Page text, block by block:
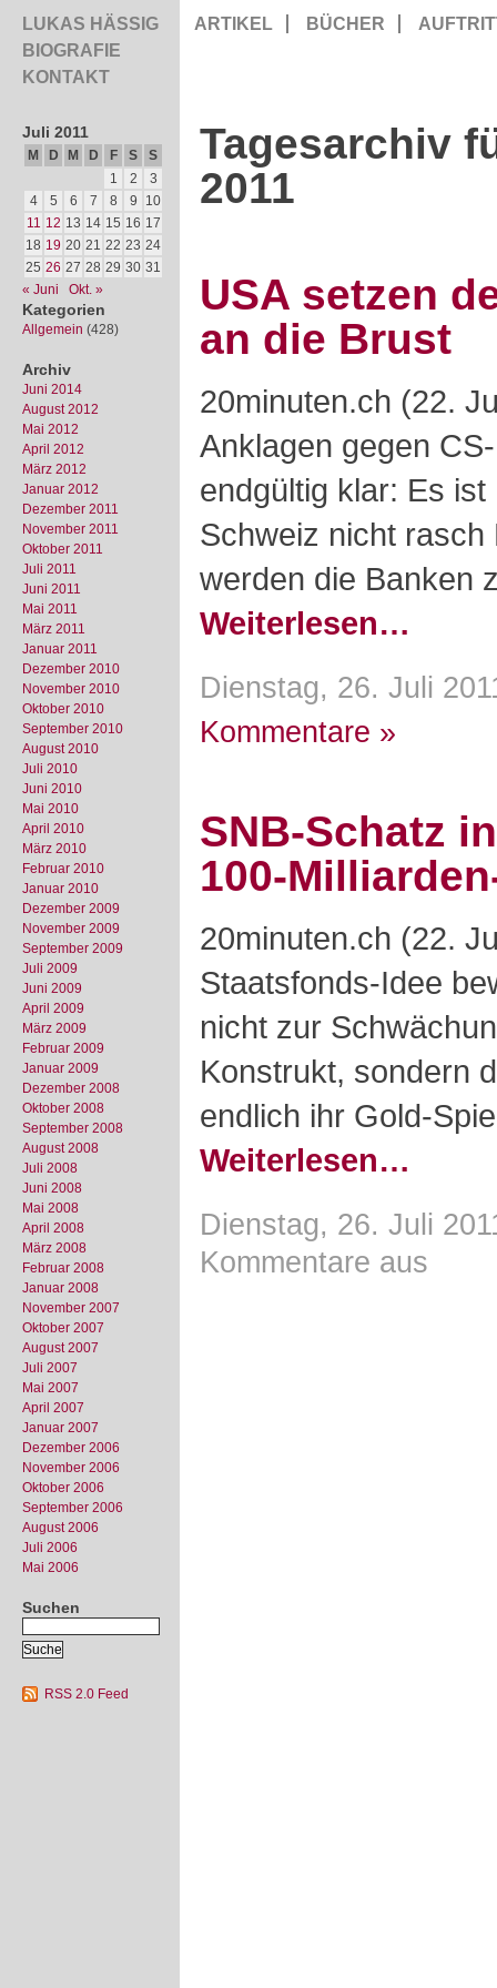
LUKAS HÄSSIG
BIOGRAFIE
KONTAKT
ARTIKEL BÜCHER
Juli 2011
M D M D F S
S
1
2
3
4
5 6 7 8 9
10
11 12 13 14 15 16 17
18 19 20 21 22 23 24
25 26 27 28 29 30 31
« Juni
Okt. »
Kategorien
Allgemein (428)
Archiv
Juni 2014
August 2012
Mai 2012
April 2012
März 2012
Januar 2012
Dezember 2011
November 2011
Oktober 2011
Juli 2011
Juni 2011
Mai 2011
März 2011
Januar 2011
Dezember 2010
November 2010
Oktober 2010
September 2010
August 2010
Juli 2010
Juni 2010
Mai 2010
April 2010
März 2010
Februar 2010
Januar 2010
Dezember 2009
November 2009
September 2009
Juli 2009
Juni 2009
April 2009
März 2009
Februar 2009
Januar 2009
Dezember 2008
Oktober 2008
September 2008
August 2008
Juli 2008
Juni 2008
Mai 2008
April 2008
März 2008
Februar 2008
Januar 2008
November 2007
Oktober 2007
August 2007
Juli 2007
Mai 2007
April 2007
Januar 2007
Dezember 2006
November 2006
Oktober 2006
September 2006
August 2006
Juli 2006
Mai 2006
Suchen
RSS 2.0 Feed
Tagesarchiv
2011
USA setzen
an die Brust
20minuten.ch (22.
Anklagen gegen
endgültig klar: Es
Schweiz nicht
werden die Banken
Weiterlesen…
Dienstag, 26. Juli
Kommentare »
SNB-Schatz
100-
20minuten.ch (22.
Staatsfonds-Idee
nicht zur
Konstrukt, sondern
endlich ihr Gold-
Weiterlesen…
Dienstag, 26. Juli
Kommentare aus